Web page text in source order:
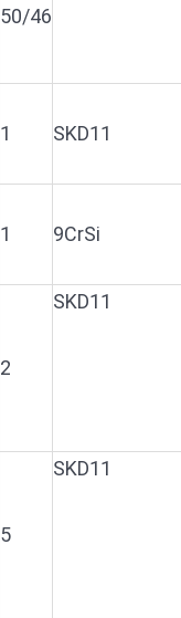
50/46
1 SKD11
1 9CrSi
2
SKD11
5
SKD11